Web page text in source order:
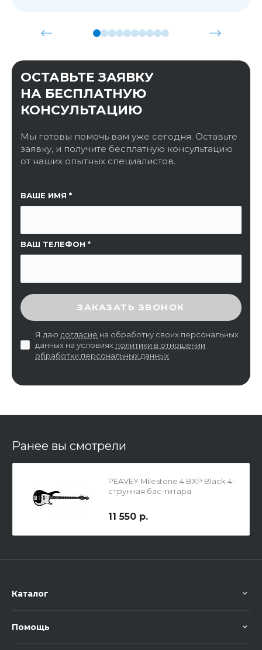
ОСТАВЬТЕ ЗАЯВКУ
НА БЕСПЛАТНУЮ
КОНСУЛЬТАЦИЮ
Мы готовы помочь вам уже сегодня. Оставьте
заявку, и получите бесплатную консультацию
от наших опытных специалистов.
ВАШЕ ИМЯ
ВАШ ТЕЛЕФОН
ССЫЛКА НА СТРАНИЦУ
ВВЕДИТЕ ПРОВЕРОЧНЫЙ КОД
ЗАКАЗАТЬ ЗВОНОК
Я даю согласие на обработку своих персональных
данных на условиях политики в отношении
обработки персональных данных
Ранее вы смотрели
PEAVEY Milestone 4 BXP Black 4-
струнная бас-гитара
11 550 р.
Каталог
Помощь